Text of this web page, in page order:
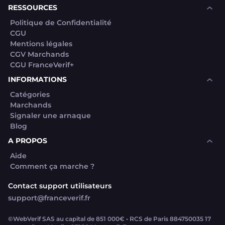
RESSOURCES
Politique de Confidentialité
CGU
Mentions légales
CGV Marchands
CGU FranceVerif+
INFORMATIONS
Catégories
Marchands
Signaler une arnaque
Blog
A PROPOS
Aide
Comment ça marche ?
Contact support utilisateurs
support@franceverif.fr
©WebVerif SAS au capital de 851 000€ • RCS de Paris 884750035 17